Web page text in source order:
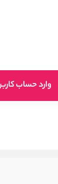
وارد حساب